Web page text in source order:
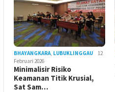
BHAYANGKARA, LUBUKLINGGAU
12
Februari 2026
Minimalisir Risiko
Keamanan Titik Krusial,
Sat Sam…